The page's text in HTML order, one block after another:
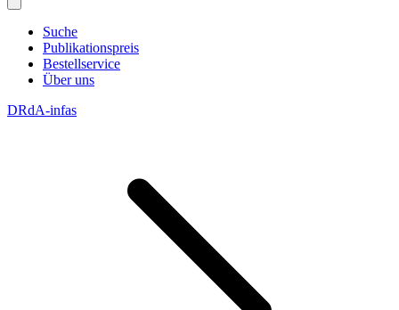
Suche
Publikationspreis
Bestellservice
Über uns
DRdA-infas